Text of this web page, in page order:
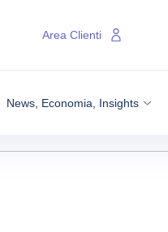
News, Economia, Insights
Area Clienti